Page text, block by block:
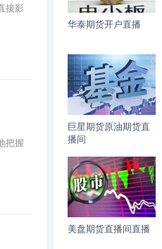
接影
把握
华泰期货开户直播
巨星期货原油期货直
播间
美盘期货直播间直播